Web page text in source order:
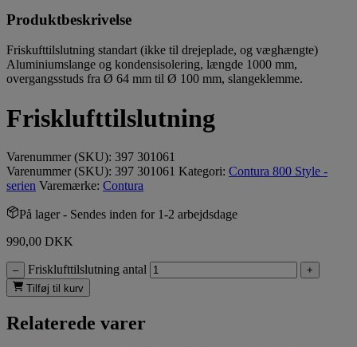
Produktbeskrivelse
Friskufttilslutning standart (ikke til drejeplade, og væghængte)
Aluminiumslange og kondensisolering, længde 1000 mm,
overgangsstuds fra Ø 64 mm til Ø 100 mm, slangeklemme.
Frisklufttilslutning
Varenummer (SKU): 397 301061
Varenummer (SKU): 397 301061 Kategori: Contura 800 Style -
serien Varemærke: Contura
På lager - Sendes inden for 1-2 arbejdsdage
990,00 DKK
– Frisklufttilslutning antal
+
Tilføj til kurv
Relaterede varer